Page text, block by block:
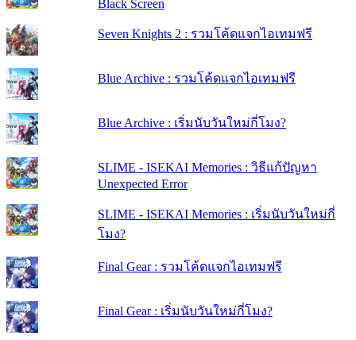
Black Screen
Seven Knights 2 : รวมโค้ดแจกไอเทมฟรี
Blue Archive : รวมโค้ดแจกไอเทมฟรี
Blue Archive : เริ่มนับวันใหม่กี่โมง?
SLIME - ISEKAI Memories : วิธีแก้ปัญหา
Unexpected Error
SLIME - ISEKAI Memories : เริ่มนับวันใหม่กี่
โมง?
Final Gear : รวมโค้ดแจกไอเทมฟรี
Final Gear : เริ่มนับวันใหม่กี่โมง?